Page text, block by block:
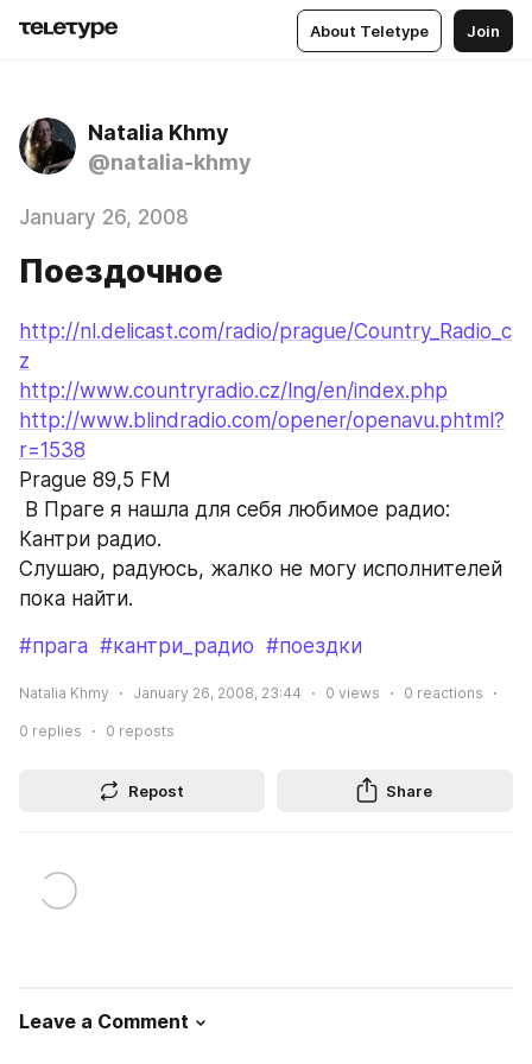
About Teletype Join
Natalia Khmy
@natalia-khmy
January 26, 2008
Поездочное
http://nl.delicast.com/radio/prague/Country_Radio_c
z
http://www.countryradio.cz/lng/en/index.php
http://www.blindradio.com/opener/openavu.phtml?
r=1538
Prague 89,5 FM
Кантри радио.
Слушаю, радуюсь, жалко не могу исполнителей
пока найти.
#прага #кантри_радио #поездки
Natalia Khmy January 26, 2008, 23:44 0 views 0 reactions
0 replies 0 reposts
Repost Share
Leave a Comment